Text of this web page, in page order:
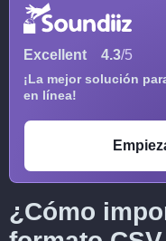
Excellent 4.3/5
¡La mejor solución
en línea!
¿Cómo